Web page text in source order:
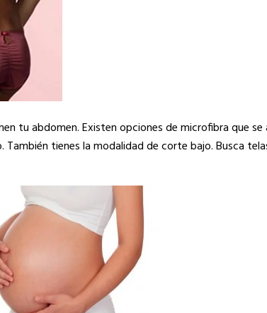
tu abdomen. Existen opciones de microfibra que
tienes la modalidad de corte bajo. Busca